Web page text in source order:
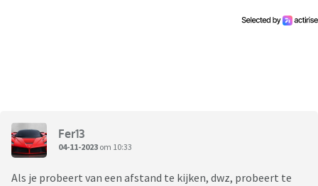
Fer13
04-11-2023 om 10:33
Als je probeert van een afstand te kijken, dwz, probeert te